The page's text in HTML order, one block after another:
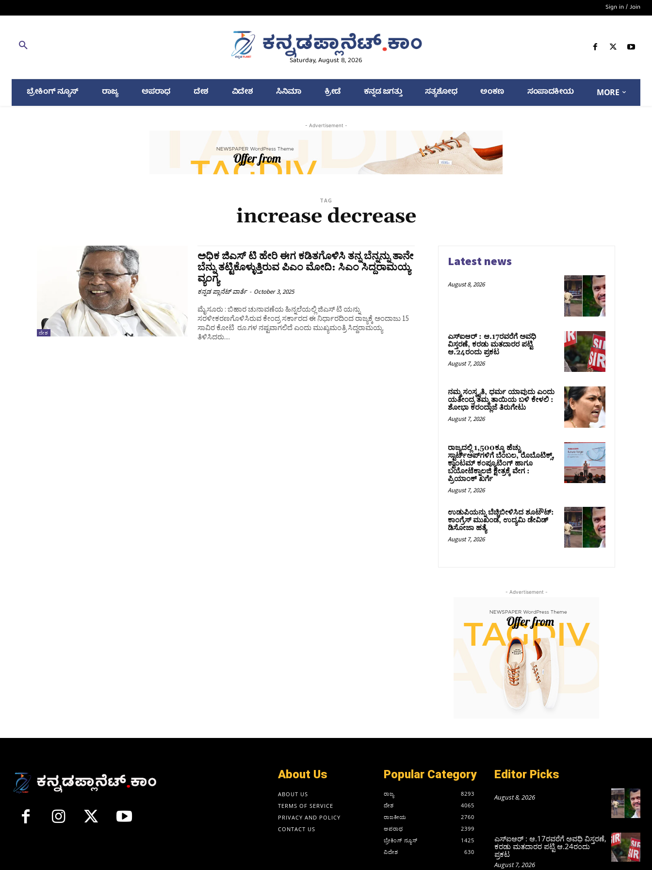
Sign in / Join
Saturday, August 8, 2026
ಬ್ರೇಕಿಂಗ್ ನ್ಯೂಸ್ ರಾಜ್ಯ ಅಪರಾಧ ದೇಶ ವಿದೇಶ ಸಿನಿಮಾ ಕ್ರೀಡೆ ಕನ್ನಡ ಜಗತ್ತು ಸತ್ಯಶೋಧ ಅಂಕಣ ಸಂಪಾದಕೀಯ MORE
- Advertisement -
TAG
increase decrease
ದೇಶ
ಅಧಿಕ ಜಿಎಸ್ ಟಿ ಹೇರಿ ಈಗ ಕಡಿತಗೊಳಿಸಿ ತನ್ನ ಬೆನ್ನನ್ನು ತಾನೇ
ಬೆನ್ನು ತಟ್ಟಿಕೊಳ್ಳುತ್ತಿರುವ ಪಿಎಂ ಮೋದಿ: ಸಿಎಂ ಸಿದ್ದರಾಮಯ್ಯ
ವ್ಯಂಗ್ಯ
ಕನ್ನಡ ಪ್ಲಾನೆಟ್ ವಾರ್ತೆ - October 3, 2025
ಮೈಸೂರು : ಬಿಹಾರ ಚುನಾವಣೆಯ ಹಿನ್ನಲೆಯಲ್ಲಿ ಜಿಎಸ್ ಟಿ ಯನ್ನು
ಸರಳೀಕರಣಗೊಳಿಸಿರುವ ಕೇಂದ್ರ ಸರ್ಕಾರದ ಈ ನಿರ್ಧಾರದಿಂದ ರಾಜ್ಯಕ್ಕೆ ಅಂದಾಜು 15
ಸಾವಿರ ಕೋಟಿ ರೂ.ಗಳ ನಷ್ಟವಾಗಲಿದೆ ಎಂದು ಮುಖ್ಯಮಂತ್ರಿ ಸಿದ್ದರಾಮಯ್ಯ
ತಿಳಿಸಿದರು....
Latest news
August 8, 2026
ಎಸ್‌ಐಆರ್‌ : ಆ.17ರವರೆಗೆ ಅವಧಿ
ವಿಸ್ತರಣೆ, ಕರಡು ಮತದಾರರ ಪಟ್ಟಿ
ಆ.24ರಂದು ಪ್ರಕಟ
August 7, 2026
ನಮ್ಮ ಸಂಸ್ಕೃತಿ, ಧರ್ಮ ಯಾವುದು ಎಂದು
ಯತೀಂದ್ರ ತಮ್ಮ ತಾಯಿಯ ಬಳಿ ಕೇಳಲಿ :
ಶೋಭಾ ಕರಂದ್ಲಾಜೆ ತಿರುಗೇಟು
August 7, 2026
ರಾಜ್ಯದಲ್ಲಿ 1,500ಕ್ಕೂ ಹೆಚ್ಚು
ಸ್ಟಾರ್ಟ್‌ಅಪ್‌ಗಳಿಗೆ ಬೆಂಬಲ, ರೊಬೊಟಿಕ್ಸ್,
ಕ್ವಾಂಟಮ್ ಕಂಪ್ಯೂಟಿಂಗ್ ಹಾಗೂ
ಬಯೋಟೆಕ್ನಾಲಜಿ ಕ್ಷೇತ್ರಕ್ಕೆ ವೇಗ :
ಪ್ರಿಯಾಂಕ್‌ ಖರ್ಗೆ
August 7, 2026
ಉಡುಪಿಯನ್ನು ಬೆಚ್ಚಿಬೀಳಿಸಿದ ಶೂಟೌಟ್‌:
ಕಾಂಗ್ರೆಸ್‌ ಮುಖಂಡ, ಉದ್ಯಮಿ ಡೇವಿಡ್
ಡಿಸೋಜಾ ಹತ್ಯೆ
August 7, 2026
- Advertisement -
About Us
ABOUT US
TERMS OF SERVICE
PRIVACY AND POLICY
CONTACT US
Popular Category
ರಾಜ್ಯ
8293
ದೇಶ
4065
ರಾಜಕೀಯ
2760
ಅಪರಾಧ
2399
ಬ್ರೇಕಿಂಗ್ ನ್ಯೂಸ್
1425
ವಿದೇಶ
630
Editor Picks
August 8, 2026
ಎಸ್‌ಐಆರ್‌ : ಆ.17ರವರೆಗೆ ಅವಧಿ ವಿಸ್ತರಣೆ,
ಕರಡು ಮತದಾರರ ಪಟ್ಟಿ ಆ.24ರಂದು
ಪ್ರಕಟ
August 7, 2026